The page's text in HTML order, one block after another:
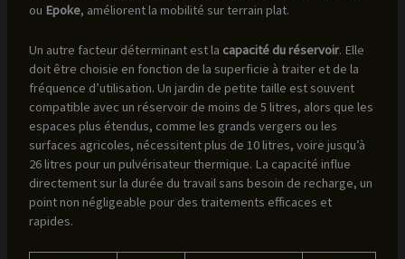
ou Epoke, améliorent la mobilité sur terrain plat.
Un autre facteur déterminant est la capacité du réservoir. Elle
doit être choisie en fonction de la superficie à traiter et de la
fréquence d’utilisation. Un jardin de petite taille est souvent
compatible avec un réservoir de moins de 5 litres, alors que les
espaces plus étendus, comme les grands vergers ou les
surfaces agricoles, nécessitent plus de 10 litres, voire jusqu’à
26 litres pour un pulvérisateur thermique. La capacité influe
directement sur la durée du travail sans besoin de recharge, un
point non négligeable pour des traitements efficaces et
rapides.